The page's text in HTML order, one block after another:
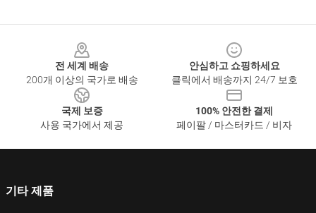
전 세계 배송
200개 이상의 국가로 배송
안심하고 쇼핑하세요
클릭에서 배송까지 24/7 보호
국제 보증
사용 국가에서 제공
100% 안전한 결제
페이팔 / 마스터카드 / 비자
기타 제품